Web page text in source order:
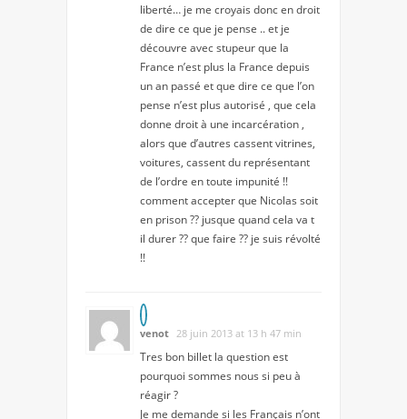
liberté… je me croyais donc en droit
de dire ce que je pense .. et je
découvre avec stupeur que la
France n’est plus la France depuis
un an passé et que dire ce que l’on
pense n’est plus autorisé , que cela
donne droit à une incarcération ,
alors que d’autres cassent vitrines,
voitures, cassent du représentant
de l’ordre en toute impunité !!
comment accepter que Nicolas soit
en prison ?? jusque quand cela va t
il durer ?? que faire ?? je suis révolté
!!
venot 28 juin 2013 at 13 h 47 min
Tres bon billet la question est
pourquoi sommes nous si peu à
réagir ?
Je me demande si les Français n’ont